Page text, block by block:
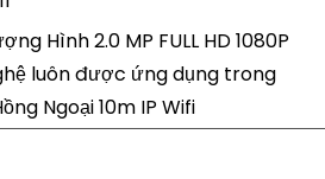
Hình 2.0 MP FULL HD 1080P
luôn được ứng dụng trong
Ngoại 10m IP Wifi